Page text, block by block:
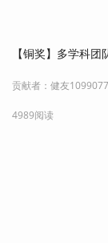
【铜奖】多学科
贡献者：健友
4989阅读